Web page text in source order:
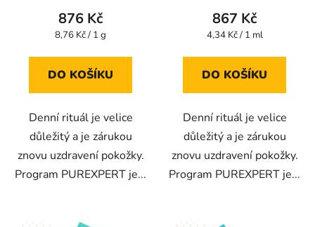
876 Kč
Měrná
8,76 Kč / 1 g
DO KOŠÍKU
Denní rituál je velice
důležitý a je zárukou
znovu uzdravení pokožky.
Program PUREXPERT je...
867 Kč
Měrná
4,34 Kč / 1 ml
DO KOŠÍKU
Denní rituál je velice
důležitý a je zárukou
znovu uzdravení pokožky.
Program PUREXPERT je...